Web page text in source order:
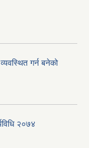
गर्न बनेको
२०७४